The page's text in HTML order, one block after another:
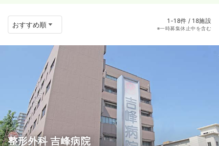
1-18件 / 18施設
※一時募集休止中を含む
整形外科 吉峰病院